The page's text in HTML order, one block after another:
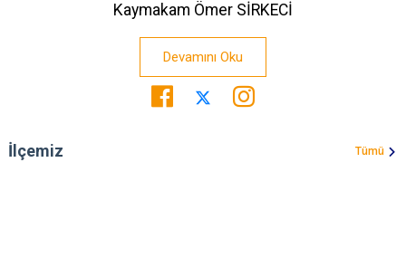
Kaymakam Ömer SİRKECİ
Devamını Oku
İlçemiz Tümü